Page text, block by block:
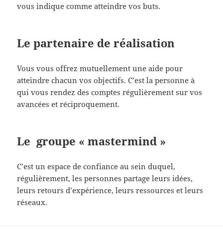
vous indique comme atteindre vos buts.
Le partenaire de réalisation
Vous vous offrez mutuellement une aide pour
atteindre chacun vos objectifs. C’est la personne à
qui vous rendez des comptes régulièrement sur vos
avancées et réciproquement.
Le groupe « mastermind »
C’est un espace de confiance au sein duquel,
régulièrement, les personnes partage leurs idées,
leurs retours d’expérience, leurs ressources et leurs
réseaux.